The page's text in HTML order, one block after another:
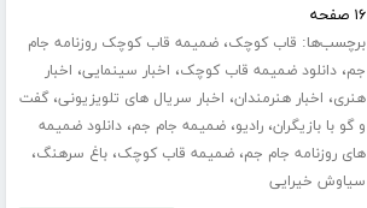
۱۶ صفحه
برچسب‌ها: قاب کوچک،ضمیمه قاب کوچک روزنامه جام
جم،دانلود ضمیمه قاب کوچک، اخبار سینمایی، اخبار
هنری، اخبار هنرمندان، اخبار سریال های تلویزیونی،گفت
و گو با بازیگران،رادیو،ضمیمه جام جم،دانلود ضمیمه
های روزنامه جام جم،ضمیمه قاب کوچک،باغ سرهنگ،
سیاوش خیرایی